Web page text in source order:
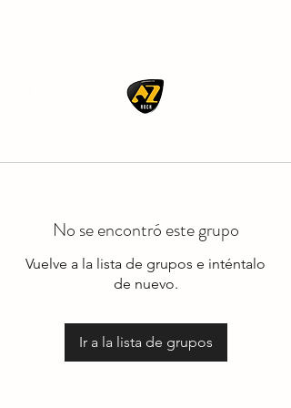
No se encontró este grupo
Vuelve a la lista de grupos e inténtalo
de nuevo.
Ir a la lista de grupos